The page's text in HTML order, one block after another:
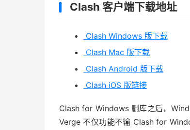
Clash 客户端下载地址
Clash Windows 版下载
Clash Mac 版下载
Clash Android 版下载
Clash iOS 版链接
Clash for Windows 删库之后，
Verge 不仅功能不输 Clash for